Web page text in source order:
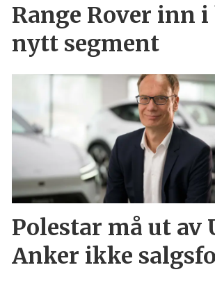
Range Rover inn
nytt segment
Polestar må ut av
Anker ikke